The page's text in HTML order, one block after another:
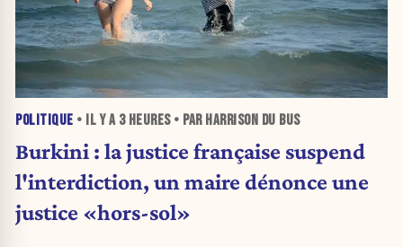
POLITIQUE • IL Y A 3 HEURES• PAR HARRISON DU BUS
Burkini : la justice française suspend
l'interdiction, un maire dénonce une
justice «hors-sol»